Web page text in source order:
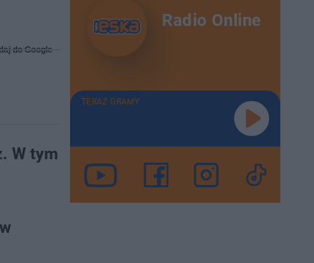
do Google
W tym
Radio Online
TERAZ GRAMY